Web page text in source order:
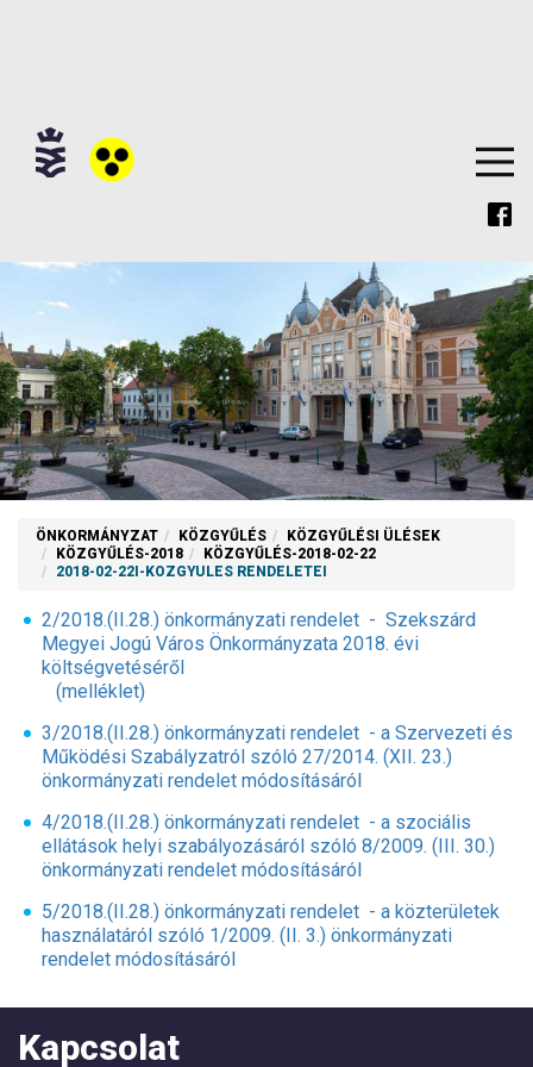
ÖNKORMÁNYZAT KÖZGYŰLÉS
KÖZGYŰLÉSI ÜLÉSEK
KÖZGYŰLÉS-2018
KÖZGYŰLÉS-2018-02-22
2018-02-22I-KOZGYULES RENDELETEI
2/2018.(II.28.) önkormányzati rendelet - Szekszárd
Megyei Jogú Város Önkormányzata 2018. évi
költségvetéséről
(melléklet)
3/2018.(II.28.) önkormányzati rendelet - a Szervezeti és
Működési Szabályzatról szóló 27/2014. (XII. 23.)
önkormányzati rendelet módosításáról
4/2018.(II.28.) önkormányzati rendelet - a szociális
ellátások helyi szabályozásáról szóló 8/2009. (III. 30.)
önkormányzati rendelet módosításáról
5/2018.(II.28.) önkormányzati rendelet - a közterületek
használatáról szóló 1/2009. (II. 3.) önkormányzati
rendelet módosításáról
Kapcsolat